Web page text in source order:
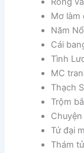
Mơ làm
Năm
Cái
Tình
MC
Thạch
Trộm
Tứ đại
Thám